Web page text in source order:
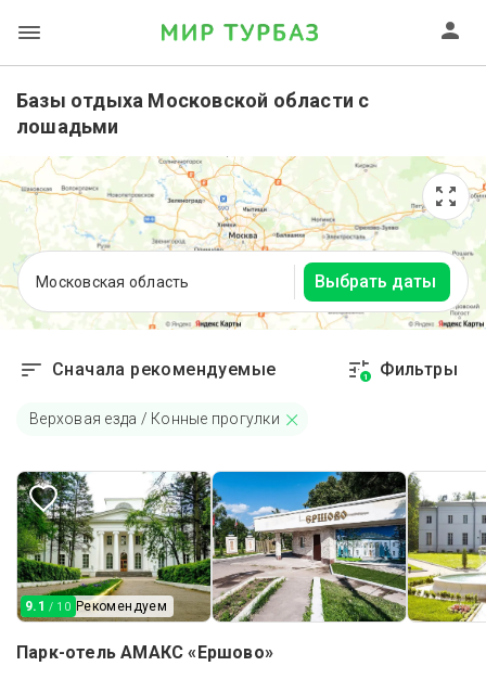
Базы отдыха Московской области с
лошадьми
Московская область Выбрать даты
Сначала рекомендуемые 1 Фильтры
Верховая езда / Конные прогулки
9.1 / 10 Рекомендуем
Парк-отель АМАКС «Ершово»